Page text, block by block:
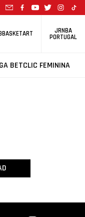
JRNBA
PORTUGAL
BETCLIC FEMININA